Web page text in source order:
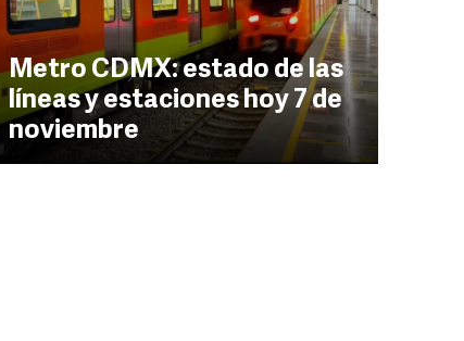
Metro CDMX: estado de las
líneas y estaciones hoy 7 de
noviembre